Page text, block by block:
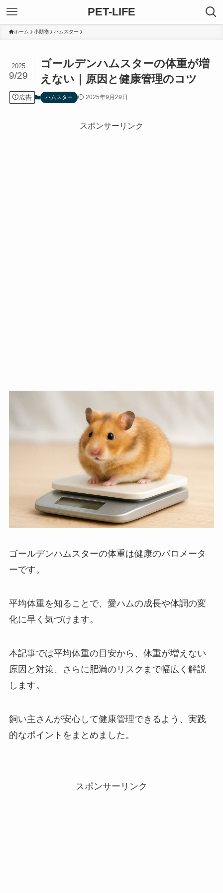
PET-LIFE
ホーム 小動物 ハムスター
ゴールデンハムスターの体重が増
えない｜原因と健康管理のコツ
2025
9/29
広告 ハムスター 2025年9月29日
スポンサーリンク
ゴールデンハムスターの体重は健康のバロメータ
ーです。
平均体重を知ることで、愛ハムの成長や体調の変
化に早く気づけます。
本記事では平均体重の目安から、体重が増えない
原因と対策、さらに肥満のリスクまで幅広く解説
します。
飼い主さんが安心して健康管理できるよう、実践
的なポイントをまとめました。
スポンサーリンク